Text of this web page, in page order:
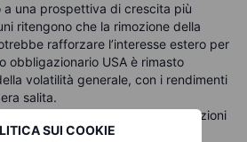
SUI COOKIE
a una prospettiva di crescita più
ritengono che la rimozione della
rafforzare l’interesse estero per
obbligazionario USA è rimasto
volatilità generale, con i rendimenti
salita.
il rischio ha favorito le obbligazioni
High Yield Spread Indicator è